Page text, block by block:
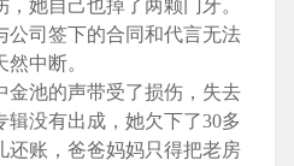
她自己也掉了两颗门牙。
公司签下的合同和代言无法
中断。
池的声带受了损伤，失去
辑没有出成，她欠下了30多
还账，爸爸妈妈只得把老房